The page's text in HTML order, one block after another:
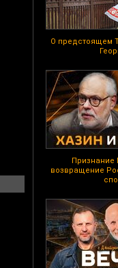
О предстоящем
Признание
возвращение